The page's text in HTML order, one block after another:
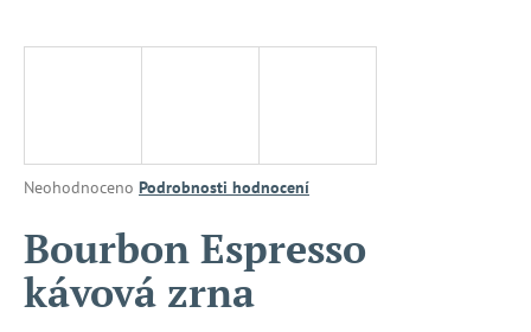
Průměrné
produktu
je
0,0
Neohodnoceno Podrobnosti hodnocení
Bourbon Espresso
kávová zrna
?
HLEDAT